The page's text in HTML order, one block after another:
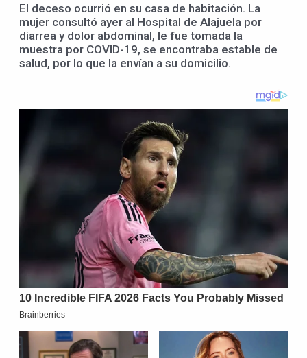
El deceso ocurrió en su casa de habitación. La
mujer consultó ayer al Hospital de Alajuela por
diarrea y dolor abdominal, le fue tomada la
muestra por COVID-19, se encontraba estable de
salud, por lo que la envían a su domicilio.